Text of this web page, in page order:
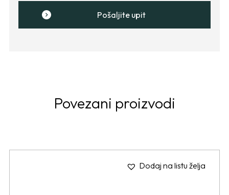
Pošaljite upit
Povezani proizvodi
Dodaj na listu želja